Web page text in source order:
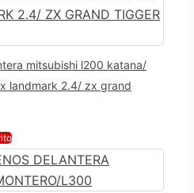
mitsubishi l200 katana/
landmark 2.4/ zx grand